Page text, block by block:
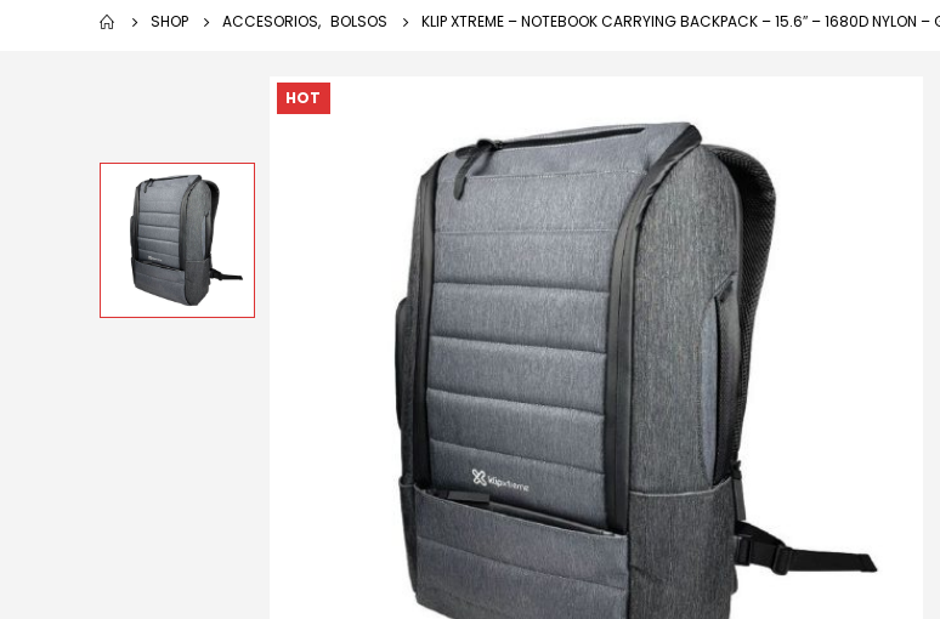
SHOP ACCESORIOS, BOLSOS KLIP XTREME – NOTEBOOK CARRYING BACKPACK – 15.6″ – 1680D NYLON –
HOT